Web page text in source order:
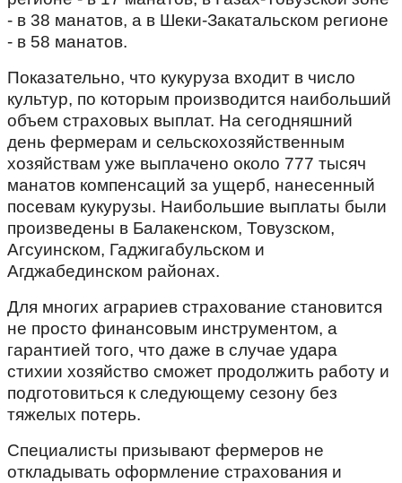
- в 38 манатов, а в Шеки-Закатальском регионе
- в 58 манатов.
Показательно, что кукуруза входит в число
культур, по которым производится наибольший
объем страховых выплат. На сегодняшний
день фермерам и сельскохозяйственным
хозяйствам уже выплачено около 777 тысяч
манатов компенсаций за ущерб, нанесенный
посевам кукурузы. Наибольшие выплаты были
произведены в Балакенском, Товузском,
Агсуинском, Гаджигабульском и
Агджабединском районах.
Для многих аграриев страхование становится
не просто финансовым инструментом, а
гарантией того, что даже в случае удара
стихии хозяйство сможет продолжить работу и
подготовиться к следующему сезону без
тяжелых потерь.
Специалисты призывают фермеров не
откладывать оформление страхования и